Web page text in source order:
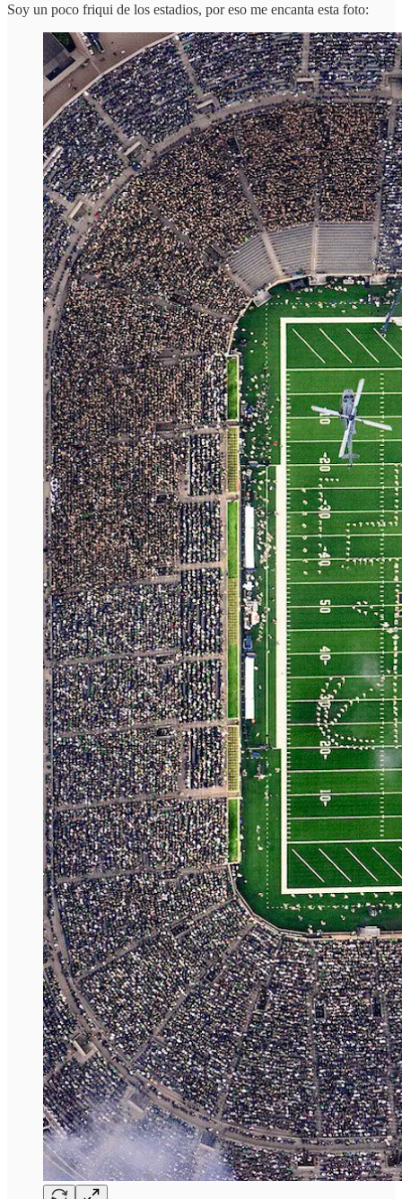
Soy un poco friqui de los estadios, por eso me encanta esta foto: